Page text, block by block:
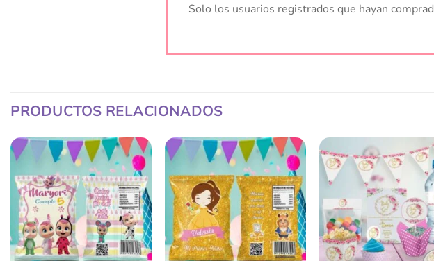
Solo los usuarios registrados que hayan
PRODUCTOS RELACIONADOS
Añadir
a la
lista
de
deseos
Añadir
a la
lista
de
deseos